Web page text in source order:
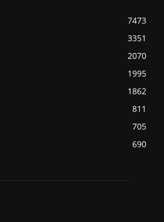
7473
3351
2070
1995
1862
811
705
690